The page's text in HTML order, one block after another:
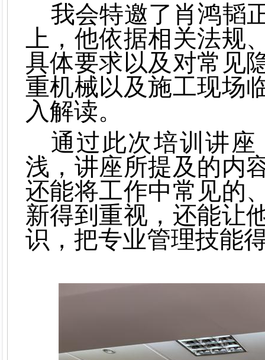
我会特邀了 肖鸿韬
上，他依据相关法规
具体要求以及对常见
重机械以及施工现场
入解读。
通过此次培训讲
浅，讲座所提及的内
还能将工作中常见的
新得到重视 ，还能让
识，把专业管理技能